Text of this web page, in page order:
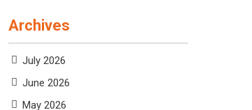
Archives
July 2026
June 2026
May 2026